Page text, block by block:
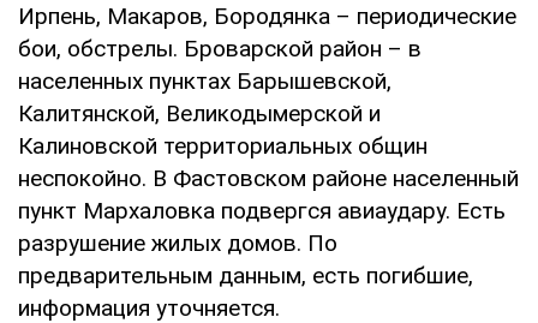
Ирпень, Макаров, Бородянка – периодические
бои, обстрелы. Броварской район – в
населенных пунктах Барышевской,
Калитянской, Великодымерской и
Калиновской территориальных общин
неспокойно. В Фастовском районе населенный
пункт Мархаловка подвергся авиаудару. Есть
разрушение жилых домов. По
предварительным данным, есть погибшие,
информация уточняется.